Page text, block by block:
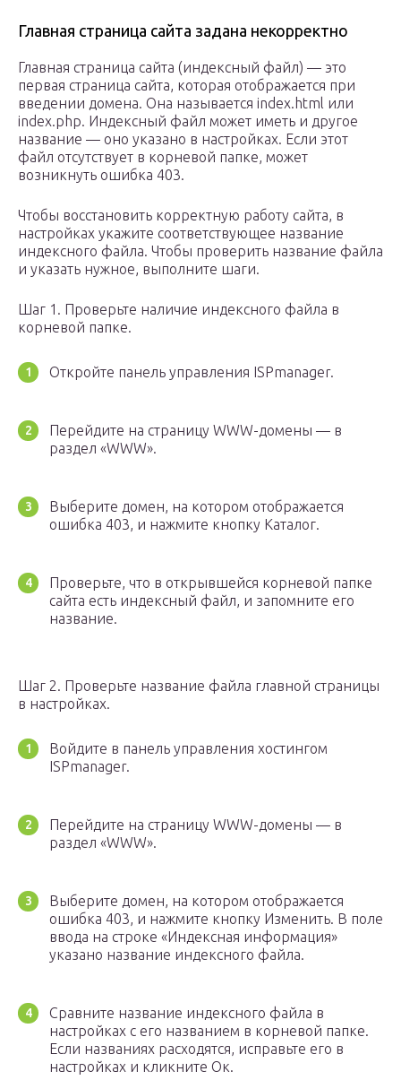
Главная страница сайта задана некорректно
Главная страница сайта (индексный файл) — это
первая страница сайта, которая отображается при
введении домена. Она называется index.html или
index.php. Индексный файл может иметь и другое
название — оно указано в настройках. Если этот
файл отсутствует в корневой папке, может
возникнуть ошибка 403.
Чтобы восстановить корректную работу сайта, в
настройках укажите соответствующее название
индексного файла. Чтобы проверить название файла
и указать нужное, выполните шаги.
Шаг 1. Проверьте наличие индексного файла в
корневой папке.
Откройте панель управления ISPmanager.
Перейдите на страницу WWW-домены — в
раздел «WWW».
Выберите домен, на котором отображается
ошибка 403, и нажмите кнопку Каталог.
Проверьте, что в открывшейся корневой папке
сайта есть индексный файл, и запомните его
название.
Шаг 2. Проверьте название файла главной страницы
в настройках.
Войдите в панель управления хостингом
ISPmanager.
Перейдите на страницу WWW-домены — в
раздел «WWW».
Выберите домен, на котором отображается
ошибка 403, и нажмите кнопку Изменить. В поле
ввода на строке «Индексная информация»
указано название индексного файла.
Сравните название индексного файла в
настройках с его названием в корневой папке.
Если названиях расходятся, исправьте его в
настройках и кликните Ок.